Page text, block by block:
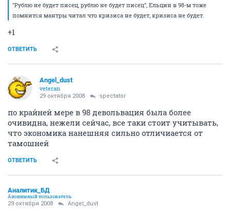
"Рублю не будет писец, рублю не будет писец", Ельцин в 98-м тоже
помнится мантры читал что кризиса не будет, кризиса не будет.
+1
ОТВЕТИТЬ
Angel_dust
veteran
29 октября 2008 spectator
по крайней мере в 98 девольвация была более
очивидна, нежели сейчас, все таки стоит учитывать,
что экономика нанешняя сильно отличиается от
тамошней
ОТВЕТИТЬ
Аналитик_БД
Анонимный пользователь
29 октября 2008 Angel_dust